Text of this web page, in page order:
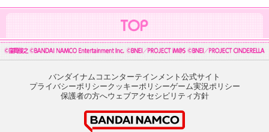
バンダイナムコエンターテインメント公式サイト
プライバシーポリシークッキーポリシーゲーム実況ポリシー
保護者の方へウェブアクセシビリティ方針